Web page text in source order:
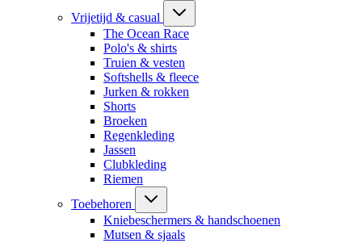
Vrijetijd & casual
The Ocean Race
Polo's & shirts
Truien & vesten
Softshells & fleece
Jurken & rokken
Shorts
Broeken
Regenkleding
Jassen
Clubkleding
Riemen
Toebehoren
Kniebeschermers & handschoenen
Mutsen & sjaals